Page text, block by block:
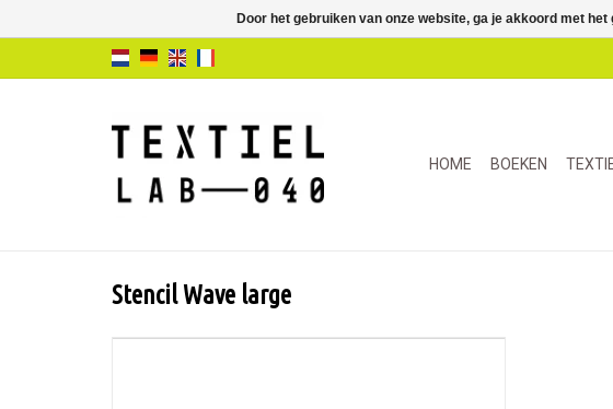
HOME BOEKEN
Stencil Wave large
Door het gebruiken van onze website, ga je akkoord met